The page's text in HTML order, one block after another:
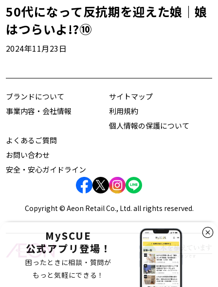
50代になって反抗期を迎えた娘｜娘
はつらいよ!?⑩
2024年11月23日
MySCUE
公式アプリ登場！
困ったときに相談・質問が
もっと気軽にできる！
ブランドについて
事業内容・会社情報
サイトマップ
利用規約
個人情報の保護について
よくあるご質問
お問い合わせ
安全・安心ガイドライン
Copyright © Aeon Retail Co., Ltd. all rights reserved.